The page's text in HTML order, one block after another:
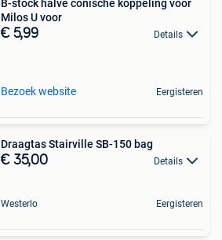
B-stock halve conische koppeling voor
Milos U voor
€ 5,99 Details
Bezoek website Eergisteren
Draagtas Stairville SB-150 bag
€ 35,00 Details
Westerlo Eergisteren